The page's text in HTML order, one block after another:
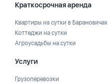
Краткосрочная аренда
Квартиры на сутки в Барановичах
Коттеджи на сутки
Агроусадьбы на сутки
Услуги
Грузоперевозки